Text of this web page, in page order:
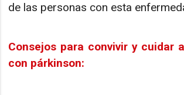
de las personas con esta
Consejos para convivir y cuidar
con párkinson: